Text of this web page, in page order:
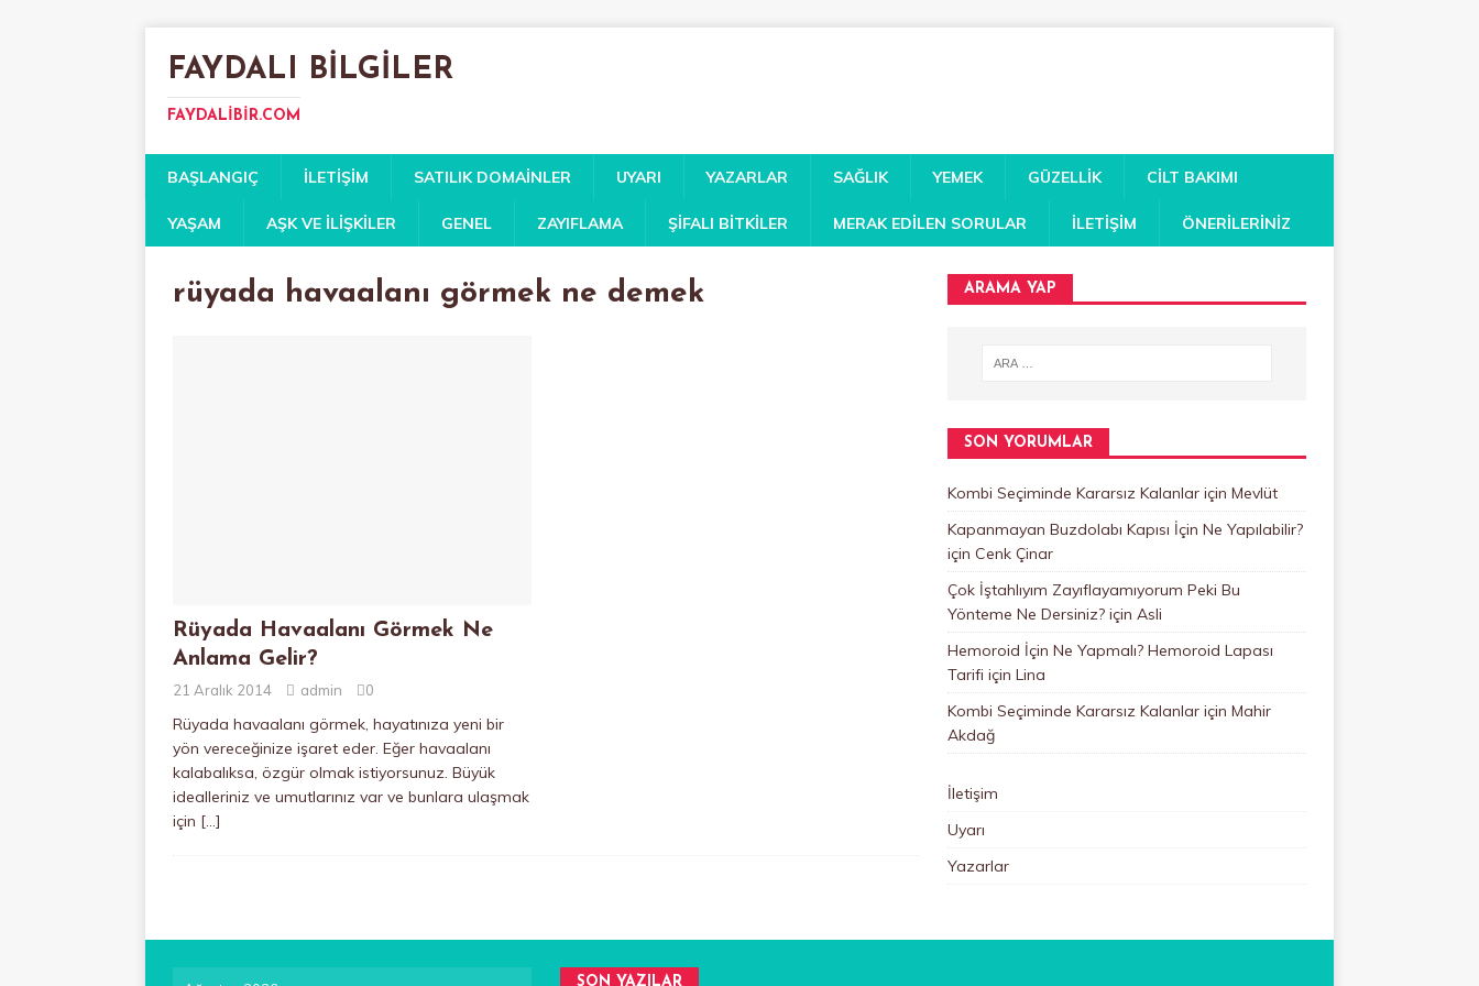
FAYDALI BILGILER
FAYDALIBIR.COM
BAŞLANGIÇ İLETIŞIM SATILIK DOMAINLER UYARI YAZARLAR SAĞLIK YEMEK GÜZELLIK CILT BAKIMI
YAŞAM AŞK VE İLIŞKILER GENEL ZAYIFLAMA ŞIFALI BITKILER MERAK EDILEN SORULAR İLETIŞIM ÖNERILERINIZ
rüyada havaalanı görmek ne demek
Rüyada Havaalanı Görmek Ne
Anlama Gelir?
21 Aralık 2014 admin 0
Rüyada havaalanı görmek, hayatınıza yeni bir
yön vereceğinize işaret eder. Eğer havaalanı
kalabalıksa, özgür olmak istiyorsunuz. Büyük
idealleriniz ve umutlarınız var ve bunlara ulaşmak
için […]
ARAMA YAP
SON YORUMLAR
Kombi Seçiminde Kararsız Kalanlariçin Mevlüt
Kapanmayan Buzdolabı Kapısı İçin Ne Yapılabilir?
için Cenk Çinar
Çok İştahlıyım Zayıflayamıyorum Peki Bu
Yönteme Ne Dersiniz?için Asli
Hemoroid İçin Ne Yapmalı? Hemoroid Lapası
Tarifi için Lina
Kombi Seçiminde Kararsız Kalanlariçin Mahir
Akdağ
İletişim
Uyarı
Yazarlar
SON YAZILAR